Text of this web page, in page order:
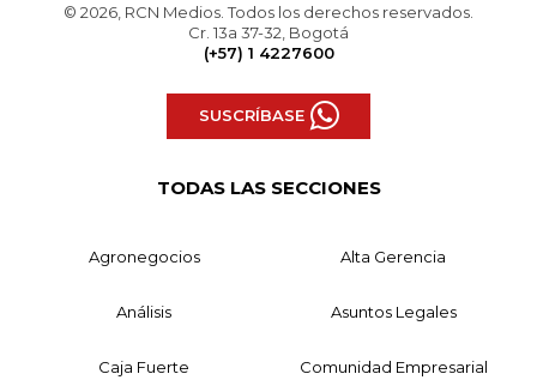
© 2026, RCN Medios. Todos los derechos reservados.
Cr. 13a 37-32, Bogotá
(+57) 1 4227600
SUSCRÍBASE
TODAS LAS SECCIONES
Agronegocios Alta Gerencia
Análisis Asuntos Legales
Caja Fuerte Comunidad Empresarial